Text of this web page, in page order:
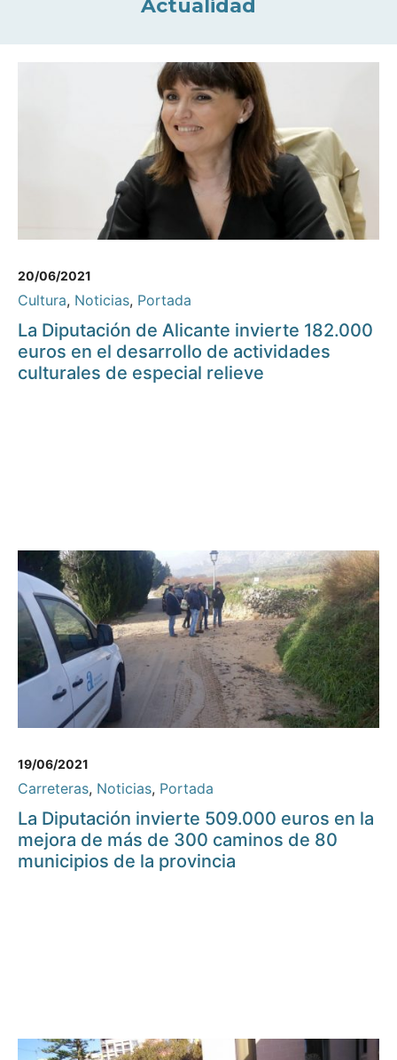
Actualidad
20/06/2021
Cultura, Noticias, Portada
La Diputación de Alicante invierte 182.000
euros en el desarrollo de actividades
culturales de especial relieve
19/06/2021
Carreteras, Noticias, Portada
La Diputación invierte 509.000 euros en la
mejora de más de 300 caminos de 80
municipios de la provincia